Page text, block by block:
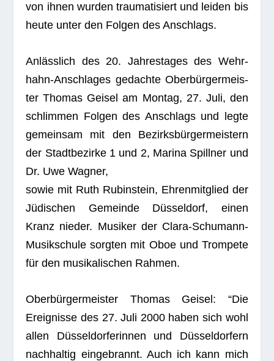
von ihnen wur­den trau­ma­ti­siert und lei­den bis
heute unter den Fol­gen des Anschlags.
Anläss­lich des 20. Jah­res­ta­ges des Wehr­
hahn-Anschla­ges gedachte Ober­bür­ger­meis­
ter Tho­mas Gei­sel am Mon­tag, 27. Juli, den
schlim­men Fol­gen des Anschlags und legte
gemein­sam mit den Bezirks­bür­ger­meis­tern
der Stadt­be­zirke 1 und 2, Marina Spill­ner und
Dr. Uwe Wagner,
sowie mit Ruth Rubin­stein, Ehren­mit­glied der
Jüdi­schen Gemeinde Düs­sel­dorf, einen
Kranz nie­der. Musi­ker der Clara-Schu­mann-
Musik­schule sorg­ten mit Oboe und Trom­pete
für den musi­ka­li­schen Rahmen.
Ober­bür­ger­meis­ter Tho­mas Gei­sel: “Die
Ereig­nisse des 27. Juli 2000 haben sich wohl
allen Düs­sel­dor­fe­rin­nen und Düs­sel­dor­fern
nach­hal­tig ein­ge­brannt. Auch ich kann mich